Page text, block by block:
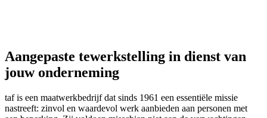
Aangepaste tewerkstelling in dienst van
jouw onderneming
taf is een maatwerkbedrijf dat sinds 1961 een essentiële missie
nastreeft: zinvol en waardevol werk aanbieden aan personen met